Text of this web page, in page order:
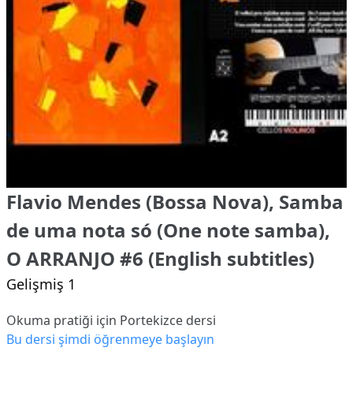
Flavio Mendes (Bossa Nova), Samba
de uma nota só (One note samba),
O ARRANJO #6 (English subtitles)
Gelişmiş 1
Okuma pratiği için Portekizce dersi
Bu dersi şimdi öğrenmeye başlayın